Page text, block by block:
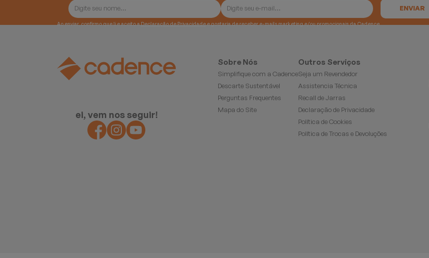
Ao enviar, confirmo que li e aceito a Declaração de Privacidade e gostaria de receber e-mails marketing e/ou promocionais da Cadence
ei, vem nos seguir!
Sobre Nós
Simplifique com a Cadence
Descarte Sustentável
Perguntas Frequentes
Mapa do Site
Outros Serviços
Seja um Revendedor
Assistencia Técnica
Recall de Jarras
Declaração de Privacidade
Política de Cookies
Política de Trocas e Devoluções